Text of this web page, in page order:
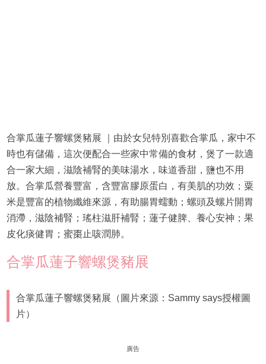
合掌瓜蓮子響螺煲豬展 ｜由於女兒特別喜歡合掌瓜，家中不
時也有儲備，這次便配合一些家中常備的食材，煲了一款適
合一家大細，滋陰補腎的美味湯水，味道香甜，鹽也不用
放。合掌瓜營養豐富，含豐富膠原蛋白，有美肌的功效；粟
米是豐富的植物纖維來源，有助腸胃蠕動；螺頭及螺片開胃
消滯，滋陰補腎；瑤柱滋肝補腎；蓮子健脾、養心安神；果
皮化痰健胃；蜜棗止咳潤肺。
合掌瓜蓮子響螺煲豬展
合掌瓜蓮子響螺煲豬展（圖片來源：Sammy says授權圖
片）
廣告